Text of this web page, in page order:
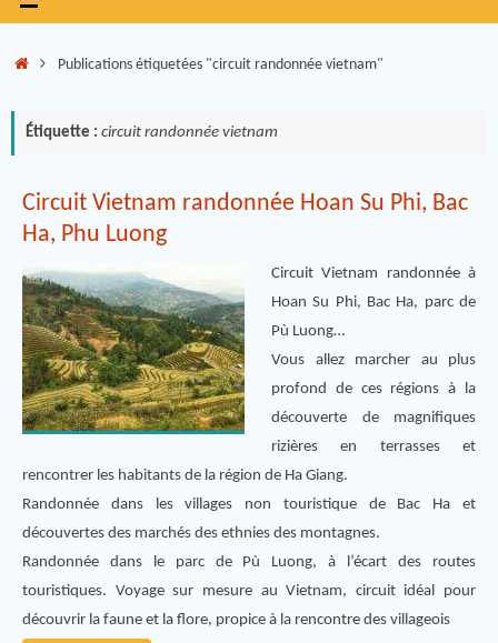
Publications étiquetées "circuit randonnée vietnam"
Étiquette : circuit randonnée vietnam
Circuit Vietnam randonnée Hoan Su Phi, Bac
Ha, Phu Luong
Circuit Vietnam randonnée à
Hoan Su Phi, Bac Ha, parc de
Pù Luong…
Vous allez marcher au plus
profond de ces régions à la
découverte de magnifiques
rizières en terrasses et
rencontrer les habitants de la région de Ha Giang.
Randonnée dans les villages non touristique de Bac Ha et
découvertes des marchés des ethnies des montagnes.
Randonnée dans le parc de Pù Luong, à l’écart des routes
touristiques. Voyage sur mesure au Vietnam, circuit idéal pour
découvrir la faune et la flore, propice à la rencontre des villageois